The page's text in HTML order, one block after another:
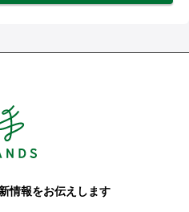
情報をお伝えします